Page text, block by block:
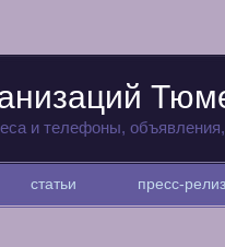
и телефоны,
статьи пресс-